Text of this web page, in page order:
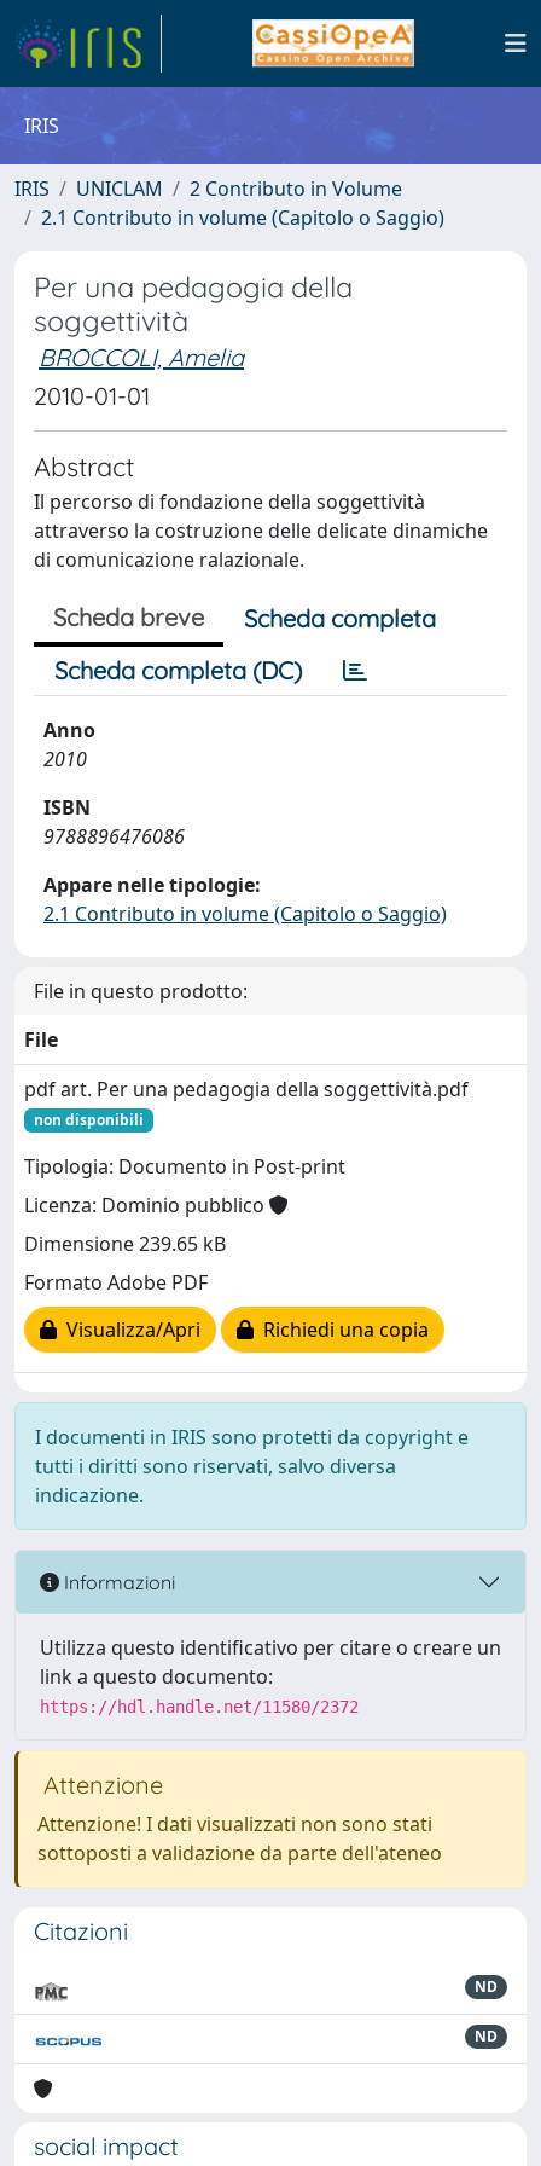
IRIS
IRIS UNICLAM
2 Contributo in Volume
2.1 Contributo in volume (Capitolo o Saggio)
Per una pedagogia della
soggettività
BROCCOLI, Amelia
2010-01-01
Abstract
Il percorso di fondazione della soggettività
attraverso la costruzione delle delicate dinamiche
di comunicazione ralazionale.
Scheda breve
Scheda completa
Scheda completa (DC)
Anno
2010
ISBN
9788896476086
Appare nelle tipologie:
2.1 Contributo in volume (Capitolo o Saggio)
File in questo prodotto:
File
pdf art. Per una pedagogia della soggettività.pdf
non disponibili
Tipologia: Documento in Post-print
Licenza: Dominio pubblico
Dimensione 239.65 kB
Formato Adobe PDF
Visualizza/Apri
Richiedi una copia
I documenti in IRIS sono protetti da copyright e
tutti i diritti sono riservati, salvo diversa
indicazione.
Informazioni
Utilizza questo identificativo per citare o creare un
link a questo documento:
https://hdl.handle.net/11580/2372
Attenzione
Attenzione! I dati visualizzati non sono stati
sottoposti a validazione da parte dell'ateneo
Citazioni
ND
ND
social impact